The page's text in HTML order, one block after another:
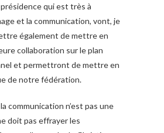
qui est très à
et la communication, vont, je
également de mettre en
collaboration sur le plan
et permettront de mettre en
de notre fédération.
communication n’est pas une
doit pas effrayer les